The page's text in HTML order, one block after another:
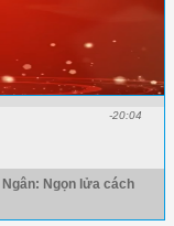
-20:04
Ngọn lửa cách